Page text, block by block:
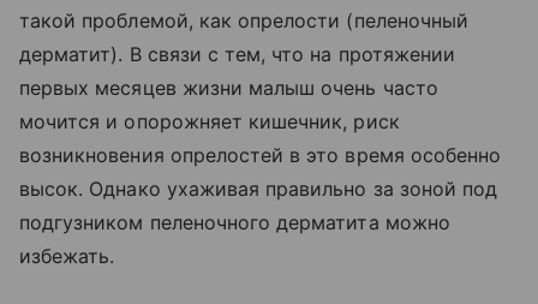
такой проблемой, как опрелости (пеленочный
дерматит). В связи с тем, что на протяжении
первых месяцев жизни малыш очень часто
мочится и опорожняет кишечник, риск
возникновения опрелостей в это время особенно
высок. Однако ухаживая правильно за зоной под
подгузником пеленочного дерматита можно
избежать.